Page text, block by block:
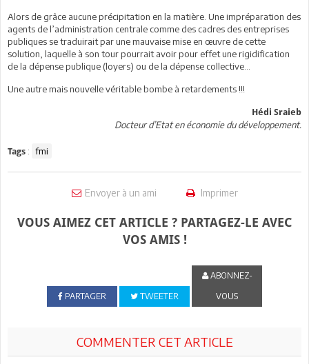
Alors de grâce aucune précipitation en la matière. Une impréparation des
agents de l’administration centrale comme des cadres des entreprises
publiques se traduirait par une mauvaise mise en œuvre de cette
solution, laquelle à son tour pourrait avoir pour effet une rigidification
de la dépense publique (loyers) ou de la dépense collective…
Une autre mais nouvelle véritable bombe à retardements !!!
Hédi Sraieb
Docteur d’Etat en économie du développement.
Tags : fmi
Envoyer à un ami Imprimer
VOUS AIMEZ CET ARTICLE ? PARTAGEZ-LE AVEC
VOS AMIS !
PARTAGER TWEETER
ABONNEZ-
VOUS
COMMENTER CET ARTICLE